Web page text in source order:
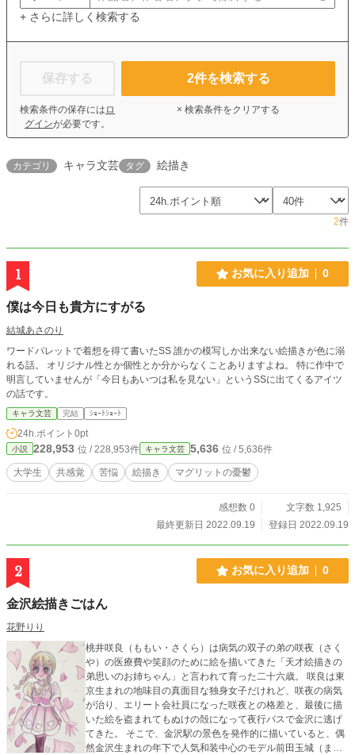
+ さらに詳しく検索する
保存する
検索条件の保存には ロ
グインが必要です。
2件を検索する
× 検索条件をクリアする
カテゴリ キャラ文芸 タグ 絵描き
2件
1 お気に入り追加 0
僕は今日も貴方にすがる
結城あさのり
ワードパレットで着想を得て書いたSS 誰かの模写しか出来ない絵描きが色に溺
れる話。 オリジナル性とか個性とか分からなくことありますよね。 特に作中で
明言していませんが「今日もあいつは私を見ない」というSSに出てくるアイツ
の話です。
キャラ文芸 完結 ｼｮｰﾄｼｮｰﾄ
24h.ポイント 0pt
小説 228,953 位 / 228,953件 キャラ文芸 5,636 位 / 5,636件
大学生 共感覚 苦悩 絵描き マグリットの憂鬱
感想数 0
文字数 1,925
最終更新日 2022.09.19
登録日 2022.09.19
2 お気に入り追加 0
金沢絵描きごはん
花野りり
桃井咲良（ももい・さくら）は病気の双子の弟の咲夜（さく
や）の医療費や笑顔のために絵を描いてきた「天才絵描きの
弟思いのお姉ちゃん」と言われて育った二十六歳。 咲良は東
京生まれの地味目の真面目な独身女子だけれど、咲夜の病気
が治り、エリート会社員になった咲夜との格差と、最後に描
いた絵を盗まれてもぬけの殻になって夜行バスで金沢に逃げ
てきた。 そこで、金沢駅の景色を発作的に描いていると、偶
然金沢生まれの年下で人気和装中心のモデル前田玉城（まえ